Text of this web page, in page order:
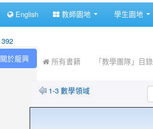
English 教師園地 學生園地
關於龍興  所有書籍 「教學團隊」目錄
1-3 數學領域